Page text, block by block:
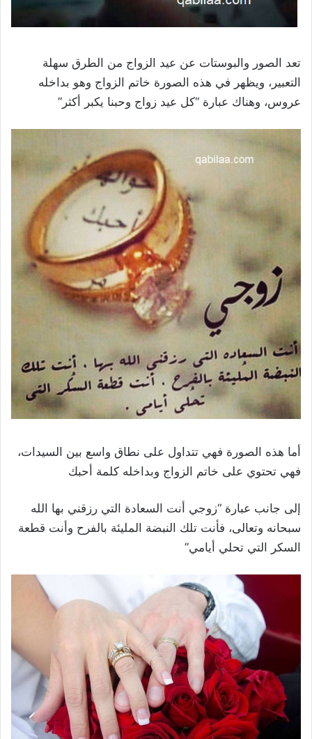
تعد الصور والبوستات عن عيد الزواج من الطرق سهلة
التعبير، ويظهر في هذه الصورة خاتم الزواج وهو بداخله
عروس، وهناك عبارة “كل عيد زواج وحبنا يكبر أكثر”
أما هذه الصورة فهي تتداول على نطاق واسع بين السيدات،
فهي تحتوي على خاتم الزواج وبداخله كلمة أحبك
إلى جانب عبارة “زوجي أنت السعادة التي رزقني بها الله
سبحانه وتعالى، فأنت تلك النبضة المليئة بالفرح وأنت قطعة
السكر التي تحلي أيامي”